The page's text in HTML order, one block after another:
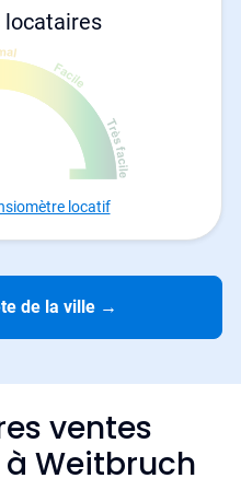
locataires
locatif
de la ville →
ventes
Weitbruch